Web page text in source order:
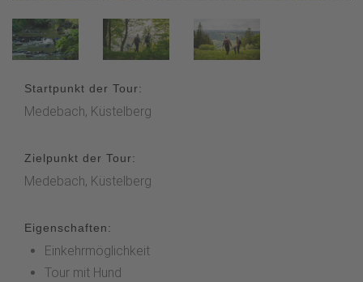
Startpunkt der Tour:
Medebach, Küstelberg
Zielpunkt der Tour:
Medebach, Küstelberg
Eigenschaften:
Einkehrmöglichkeit
Tour mit Hund